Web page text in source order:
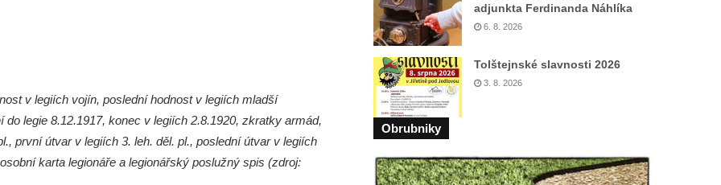
v legiích vojín, poslední hodnost v legiích mladší
legie 8.12.1917, konec v legiích 2.8.1920, zkratky armád,
první útvar v legiích 3. leh. děl. pl., poslední útvar v legiích
karta legionáře a legionářský poslužný spis (zdroj:
adjunkta Ferdinanda Náhlíka
6. 8. 2026
Tolštejnské slavnosti 2026
3. 8. 2026
Obrubniky